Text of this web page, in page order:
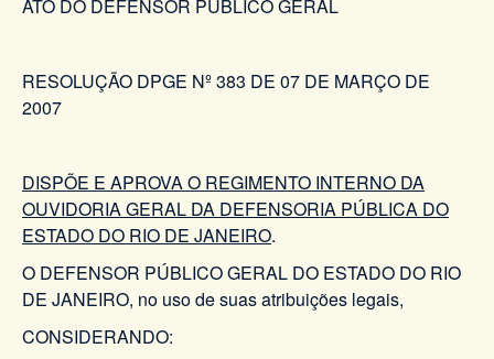
ATO DO DEFENSOR PÚBLICO GERAL
RESOLUÇÃO DPGE Nº 383 DE 07 DE MARÇO DE
2007
DISPÕE E APROVA O REGIMENTO INTERNO DA
OUVIDORIA GERAL DA DEFENSORIA PÚBLICA DO
ESTADO DO RIO DE JANEIRO.
O DEFENSOR PÚBLICO GERAL DO ESTADO DO RIO
DE JANEIRO, no uso de suas atribuições legais,
CONSIDERANDO: